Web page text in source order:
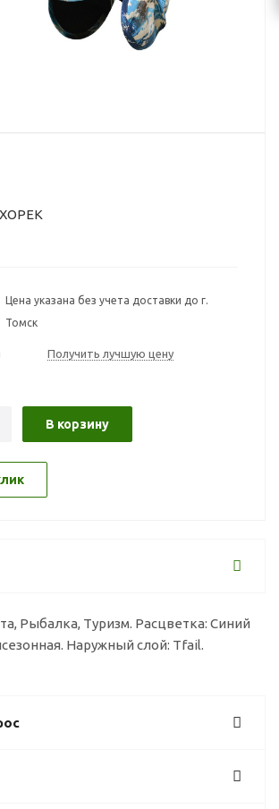
Цена указана без учета доставки до г.
Томск
Получить лучшую цену
В корзину
Рыбалка, Туризм. Расцветка: Синий
Наружный слой: Tfail.